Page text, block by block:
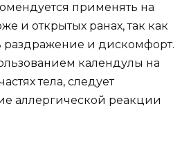
применять на
и открытых ранах, так как
раздражение и дискомфорт.
календулы на
тела, следует
аллергической реакции